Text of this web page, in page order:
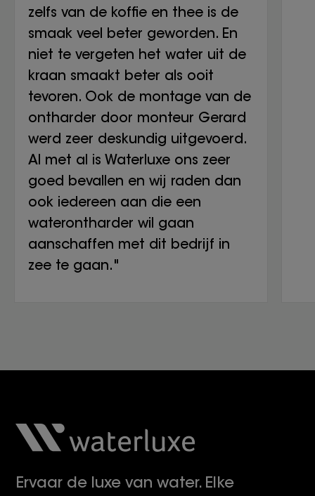
zelfs van de koffie en thee is de
smaak veel beter geworden. En
niet te vergeten het water uit de
kraan smaakt beter als ooit
tevoren. Ook de montage van de
ontharder door monteur Gerard
werd zeer deskundig uitgevoerd.
Al met al is Waterluxe ons zeer
goed bevallen en wij raden dan
ook iedereen aan die een
waterontharder wil gaan
aanschaffen met dit bedrijf in
zee te gaan."
Ervaar de luxe van water. Elke